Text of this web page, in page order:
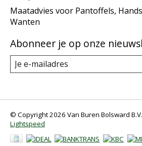
Maatadvies voor Pantoffels,
Wanten
Abonneer je op onze
© Copyright 2026 Van Buren Bolsward
Lightspeed